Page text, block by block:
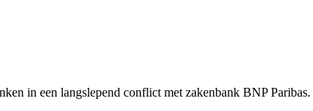
in een langslepend conflict met zakenbank BNP Paribas.